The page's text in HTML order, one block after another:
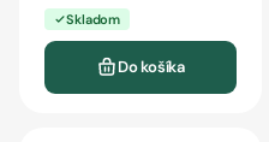
Skladom
Do košíka